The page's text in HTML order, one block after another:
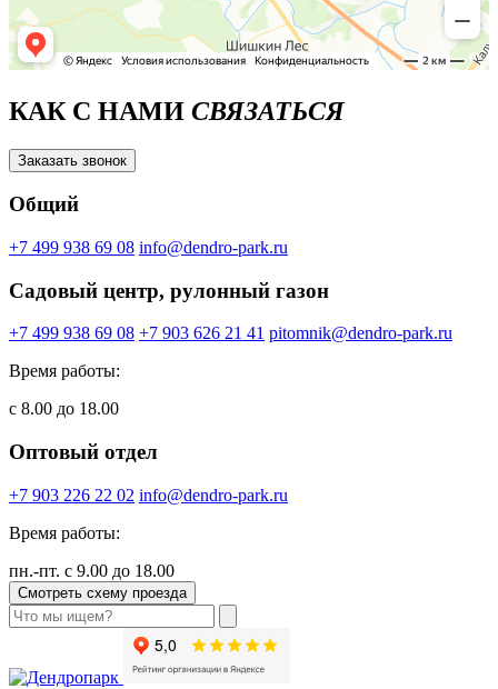
КАК С НАМИ СВЯЗАТЬСЯ
Заказать звонок
Общий
+7 499 938 69 08 info@dendro-park.ru
Садовый центр, рулонный газон
+7 499 938 69 08 +7 903 626 21 41 pitomnik@dendro-park.ru
Время работы:
с 8.00 до 18.00
Оптовый отдел
+7 903 226 22 02 info@dendro-park.ru
Время работы:
пн.-пт. с 9.00 до 18.00
Смотреть схему проезда